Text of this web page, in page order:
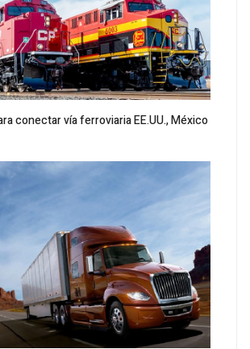
conectar vía ferroviaria EE.UU., México